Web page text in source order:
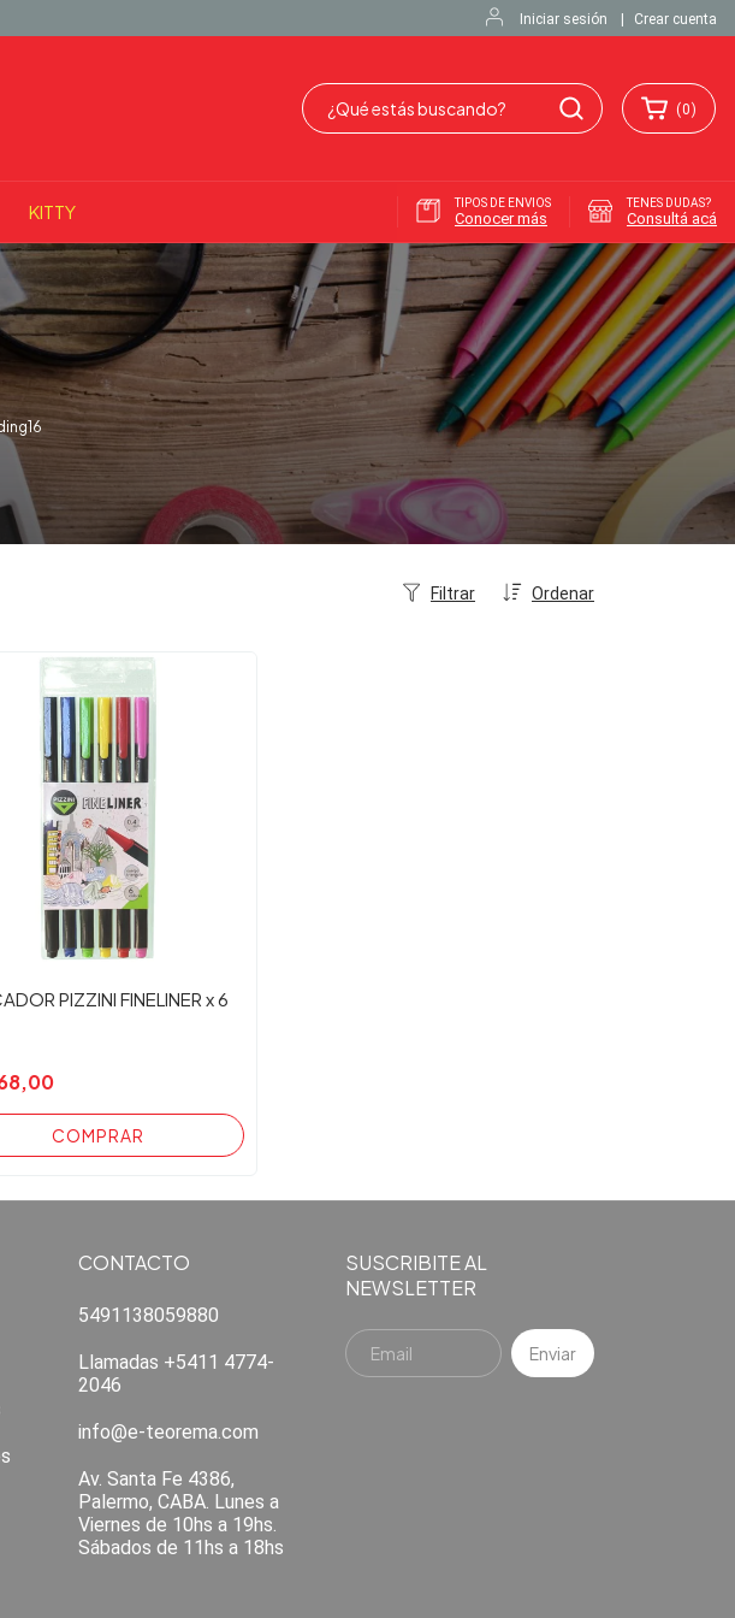
Iniciar sesión Crear cuenta
(0)
KITTY TIPOS DE ENVIOS
Conocer más
TENES DUDAS?
Consultá acá
Ordenar
Filtrar
PIZZINI FINELINER x 6
CONTACTO
5491138059880
Llamadas +5411 4774-
2046
info@e-teorema.com
Av. Santa Fe 4386,
Palermo, CABA. Lunes a
Viernes de 10hs a 19hs.
Sábados de 11hs a 18hs
SUSCRIBITE AL
NEWSLETTER